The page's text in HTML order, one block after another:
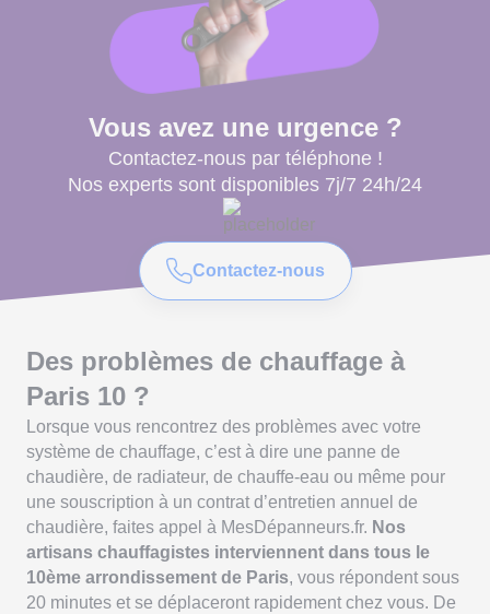
Vous avez une urgence ?
Contactez-nous par téléphone !
Nos experts sont disponibles 7j/7 24h/24
Contactez-nous
Des problèmes de chauffage à
Paris 10 ?
Lorsque vous rencontrez des problèmes avec votre
système de chauffage, c’est à dire une panne de
chaudière, de radiateur, de chauffe-eau ou même pour
une souscription à un contrat d’entretien annuel de
chaudière, faites appel à MesDépanneurs.fr. Nos
artisans chauffagistes interviennent dans tous le
10ème arrondissement de Paris, vous répondent sous
20 minutes et se déplaceront rapidement chez vous. De